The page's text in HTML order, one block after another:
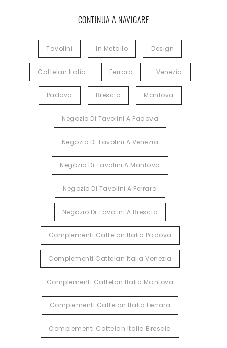
CONTINUA A NAVIGARE
Tavolini In Metallo Design
Cattelan Italia Ferrara Venezia
Padova Brescia Mantova
Negozio Di Tavolini A Padova
Negozio Di Tavolini A Venezia
Negozio Di Tavolini A Mantova
Negozio Di Tavolini A Ferrara
Negozio Di Tavolini A Brescia
Complementi Cattelan Italia Padova
Complementi Cattelan Italia Venezia
Complementi Cattelan Italia Mantova
Complementi Cattelan Italia Ferrara
Complementi Cattelan Italia Brescia